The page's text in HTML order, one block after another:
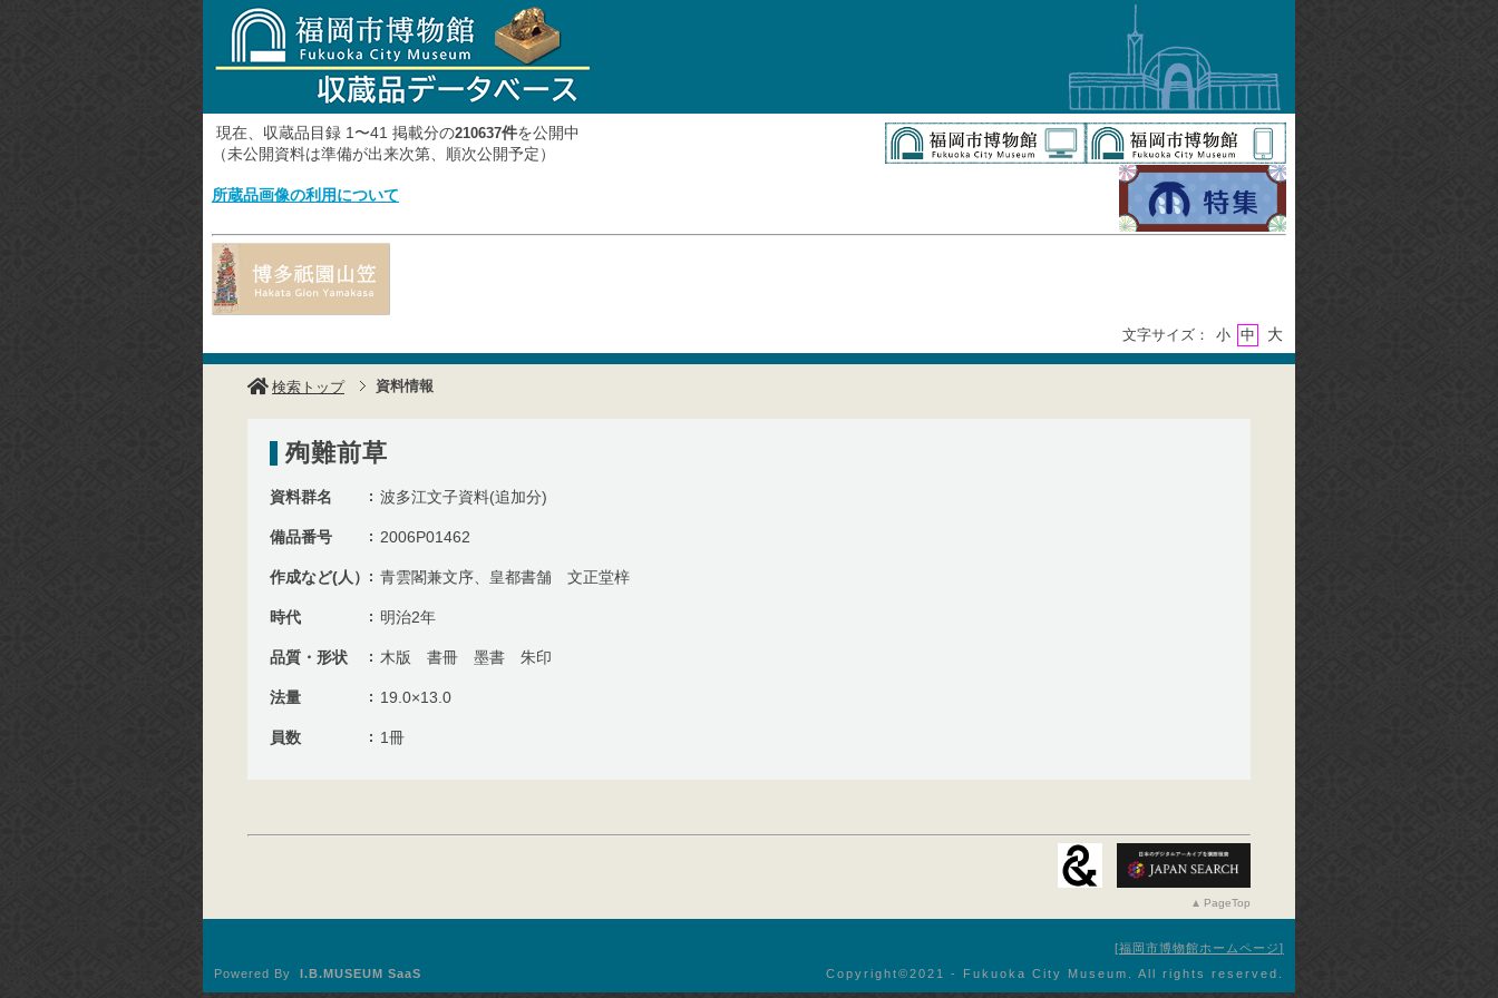
現在、収蔵品目録 1〜41 掲載分の210637件を公開中
（未公開資料は準備が出来次第、順次公開予定）
所蔵品画像の利用について
文字サイズ： 小 中 大
検索トップ 資料情報
殉難前草
資料群名 波多江文子資料(追加分)
備品番号 2006P01462
作成など(人） 青雲閣兼文序、皇都書舗 文正堂梓
時代 明治2年
品質・形状 木版 書冊 墨書 朱印
法量 19.0×13.0
員数 1冊
PageTop
福岡市博物館ホームページ
Copyright©︎2021 - Fukuoka City Museum. All rights reserved.
Powered By I.B.MUSEUM SaaS